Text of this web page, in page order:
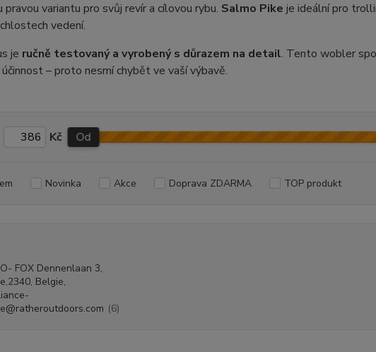
variantu pro svůj revír a cílovou rybu. Salmo Pike je ideální pro
vedení.
je ručně testovaný a vyrobený s důrazem na detail. Tento wobler
– proto nesmí chybět ve vaší výbavě.
Kč Od
Novinka Akce Doprava ZDARMA TOP produkt
FOX Dennenlaan 3,
Belgie,
(6)